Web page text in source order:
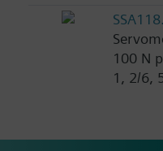
100 N
1, 2/6,